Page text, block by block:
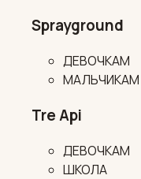
Sprayground
ДЕВОЧКАМ
МАЛЬЧИКАМ
Tre Api
ДЕВОЧКАМ
ШКОЛА